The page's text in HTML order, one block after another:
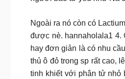
Ngoài ra nó còn có
được nè. hannaholala1 4.
hay đơn giản là có nhu
thủ ô đỏ trong sp rất cao,
tinh khiết với phân tử nhỏ